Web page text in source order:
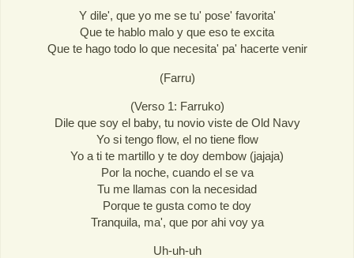
Y dile', que yo me se tu' pose' favorita'
Que te hablo malo y que eso te excita
Que te hago todo lo que necesita' pa' hacerte venir
(Farru)
(Verso 1: Farruko)
Dile que soy el baby, tu novio viste de Old Navy
Yo si tengo flow, el no tiene flow
Yo a ti te martillo y te doy dembow (jajaja)
Por la noche, cuando el se va
Tu me llamas con la necesidad
Porque te gusta como te doy
Tranquila, ma', que por ahi voy ya
Uh-uh-uh